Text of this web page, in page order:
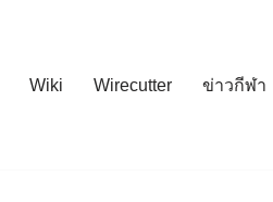
Wiki Wirecutter ข่าวกีฬา